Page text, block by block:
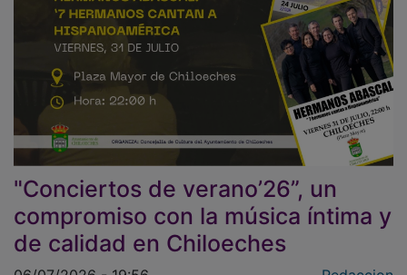
"Conciertos de verano’26”, un
compromiso con la música íntima y
de calidad en Chiloeches